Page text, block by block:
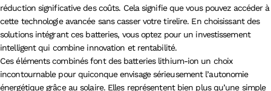
réduction significative des coûts. Cela signifie que vous pouvez accéder à
cette technologie avancée sans casser votre tirelire. En choisissant des
solutions intégrant ces batteries, vous optez pour un investissement
intelligent qui combine innovation et rentabilité.
Ces éléments combinés font des batteries lithium-ion un choix
incontournable pour quiconque envisage sérieusement l’autonomie
énergétique grâce au solaire. Elles représentent bien plus qu’une simple